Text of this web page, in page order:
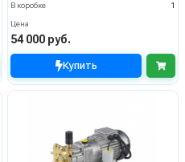
В коробке
1
Цена
54 000 руб.
Купить